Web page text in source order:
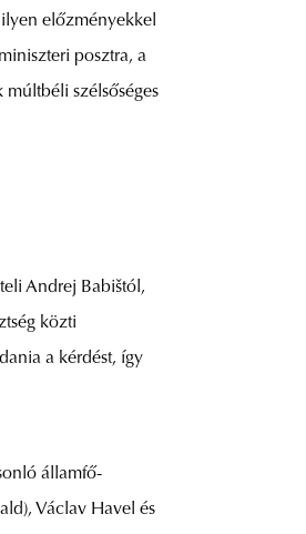
előzményekkel
posztra, a
szélsőséges
Andrej Babištól,
közti
a kérdést, így
államfő-
Václav Havel és